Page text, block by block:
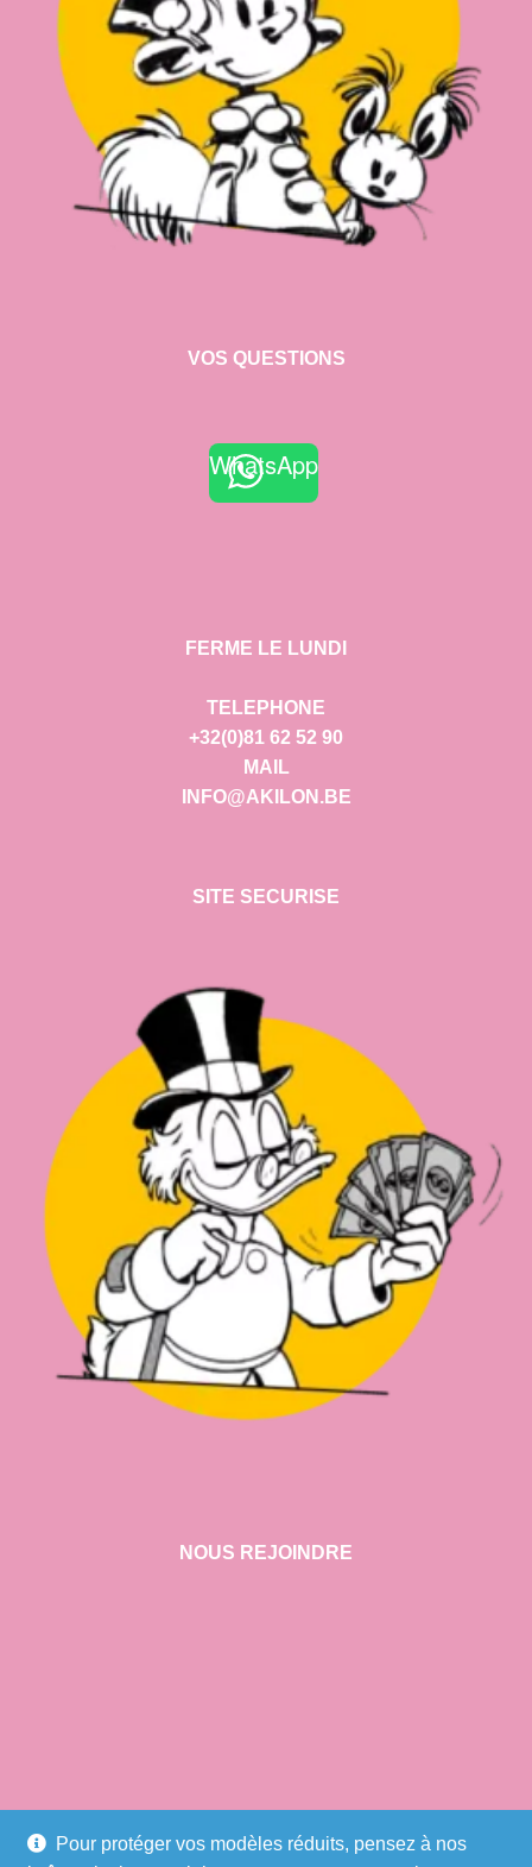
Pour protéger vos modèles réduits, pensez à nos
VOS QUESTIONS
WhatsApp
FERME LE LUNDI
TELEPHONE
+32(0)81 62 52 90
MAIL
INFO@AKILON.BE
SITE SECURISE
NOUS REJOINDRE